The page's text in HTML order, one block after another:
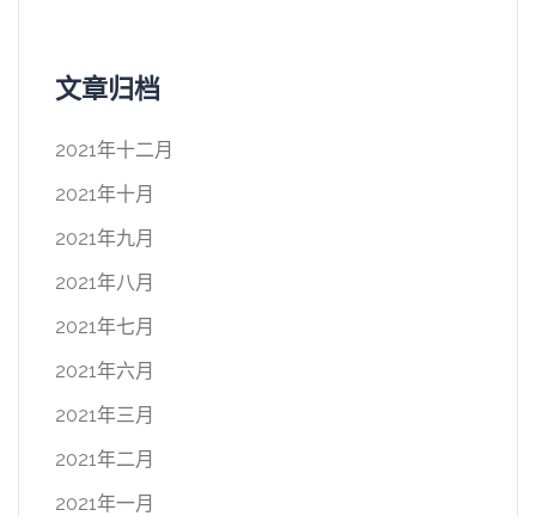
文章归档
2021年十二月
2021年十月
2021年九月
2021年八月
2021年七月
2021年六月
2021年三月
2021年二月
2021年一月